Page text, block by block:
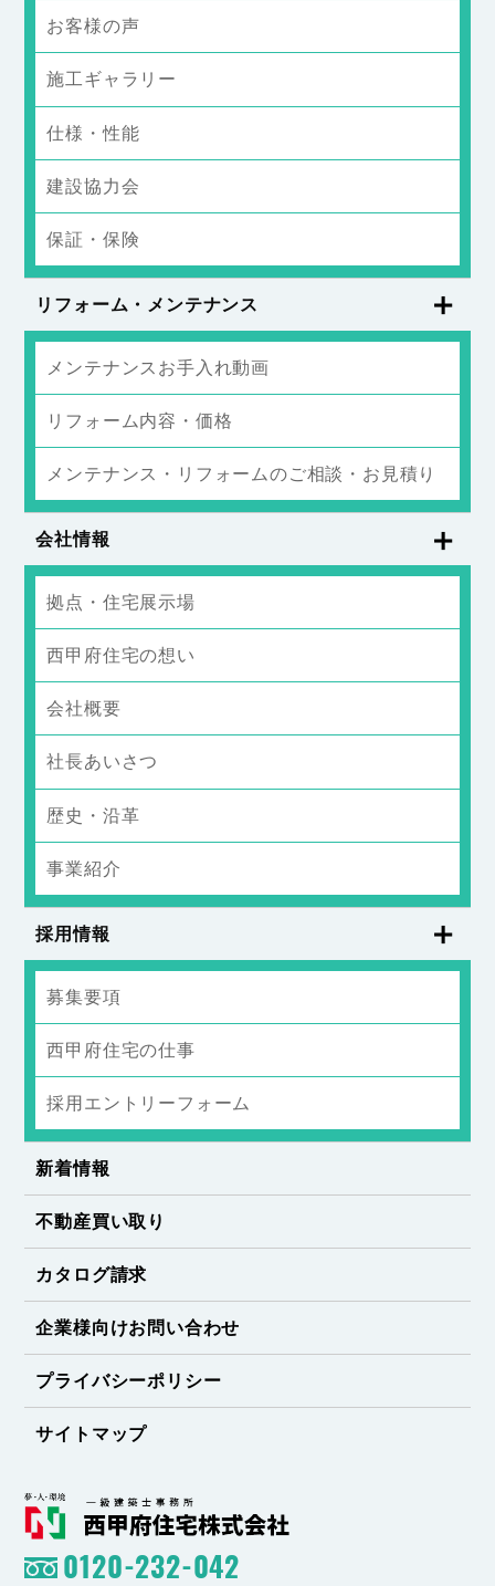
お客様の声
施工ギャラリー
仕様・性能
建設協力会
保証・保険
リフォーム・メンテナンス
メンテナンスお手入れ動画
リフォーム内容・価格
メンテナンス・リフォームのご相談・お見積り
会社情報
拠点・住宅展示場
西甲府住宅の想い
会社概要
社長あいさつ
歴史・沿革
事業紹介
採用情報
募集要項
西甲府住宅の仕事
採用エントリーフォーム
新着情報
不動産買い取り
カタログ請求
企業様向けお問い合わせ
プライバシーポリシー
サイトマップ
0120-232-042